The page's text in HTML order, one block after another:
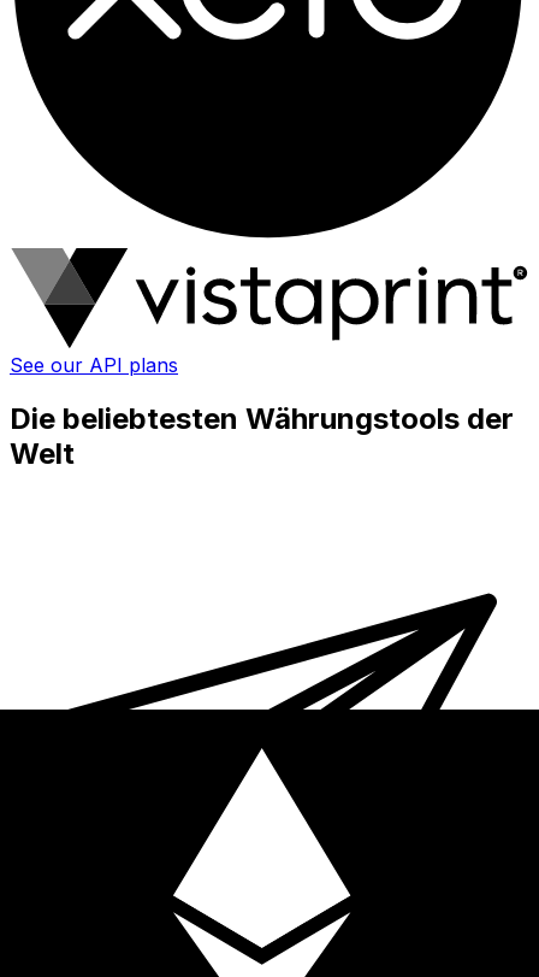
See our API plans
Die beliebtesten Währungstools der
Welt